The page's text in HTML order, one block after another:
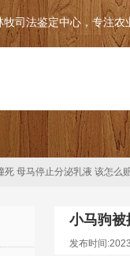
司法鉴定中心，专注农
死 母马停止分泌乳液 该怎么
小马驹被
发布时间